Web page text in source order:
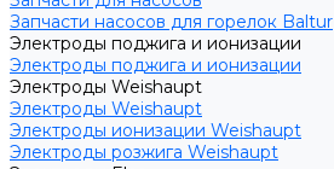
Запчасти насосов для горелок Baltur
Электроды поджига и ионизации
Электроды поджига и ионизации
Электроды Weishaupt
Электроды Weishaupt
Электроды ионизации Weishaupt
Электроды розжига Weishaupt